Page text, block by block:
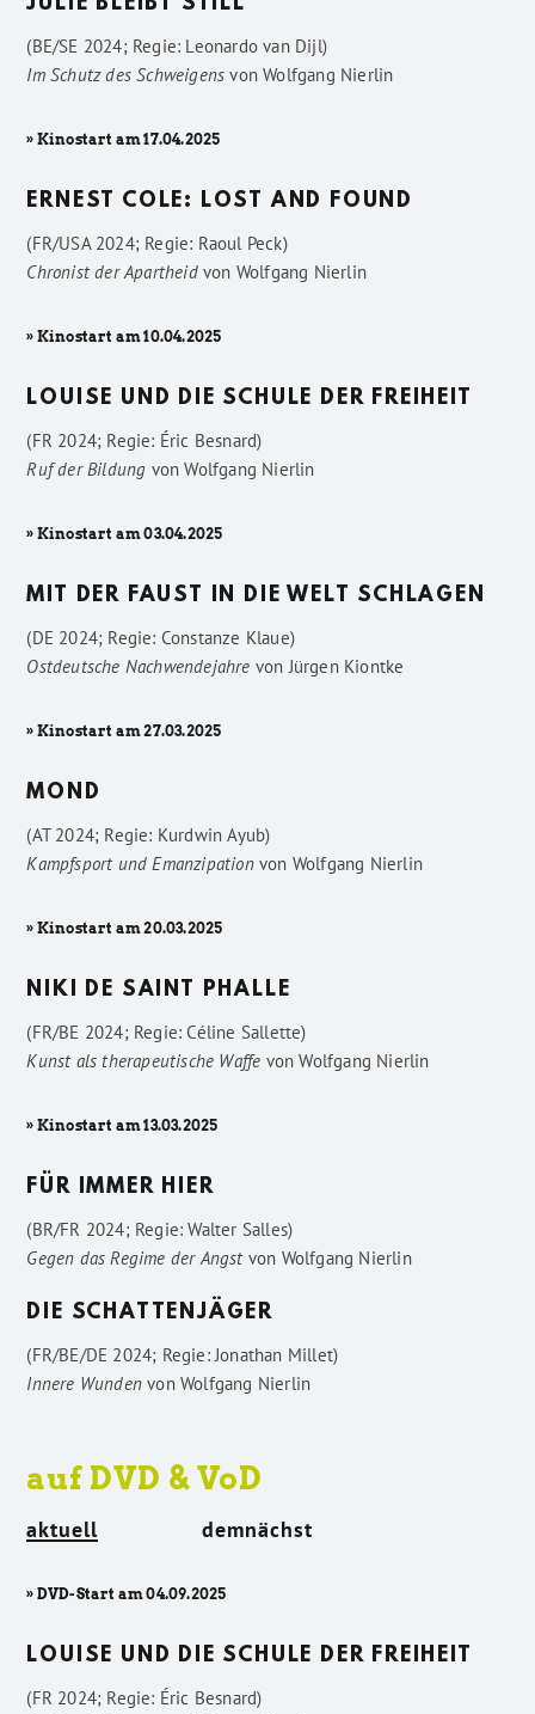
JULIE BLEIBT STILL
(BE/SE 2024; Regie: Leonardo van Dijl)
Im Schutz des Schweigens vonWolfgang Nierlin
» Kinostart am 17.04.2025
ERNEST COLE: LOST AND FOUND
(FR/USA 2024; Regie: Raoul Peck)
Chronist der Apartheidvon Wolfgang Nierlin
» Kinostart am 10.04.2025
LOUISE UND DIE SCHULE DER FREIHEIT
(FR 2024; Regie: Éric Besnard)
Ruf der Bildung vonWolfgang Nierlin
» Kinostart am 03.04.2025
MIT DER FAUST IN DIE WELT SCHLAGEN
(DE 2024; Regie: Constanze Klaue)
Ostdeutsche Nachwendejahre vonJürgen Kiontke
» Kinostart am 27.03.2025
MOND
(AT 2024; Regie: Kurdwin Ayub)
Kampfsport und Emanzipationvon Wolfgang Nierlin
» Kinostart am 20.03.2025
NIKI DE SAINT PHALLE
(FR/BE 2024; Regie: Céline Sallette)
Kunst als therapeutische Waffe vonWolfgang Nierlin
» Kinostart am 13.03.2025
FÜR IMMER HIER
(BR/FR 2024; Regie: Walter Salles)
Gegen das Regime der Angstvon Wolfgang Nierlin
DIE SCHATTENJÄGER
(FR/BE/DE 2024; Regie: Jonathan Millet)
Innere Wunden vonWolfgang Nierlin
auf DVD & VoD
aktuell demnächst
» DVD-Start am 04.09.2025
LOUISE UND DIE SCHULE DER FREIHEIT
(FR 2024; Regie: Éric Besnard)